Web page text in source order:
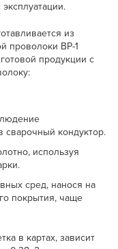
из
проволоки ВР-1
продукции с
кондуктор.
используя
сред, нанося на
покрытия, чаще
в картах, зависит